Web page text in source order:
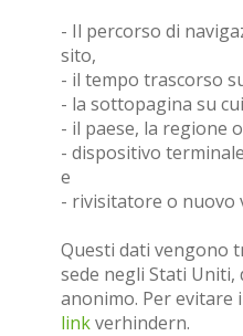
- Il percorso di
sito,
- il tempo trascorso
- la sottopagina su
- il paese, la regione
- dispositivo
e
- rivisitatore o nuovo
Questi dati vengono
sede negli Stati Uniti,
anonimo. Per evitare
linkverhindern.